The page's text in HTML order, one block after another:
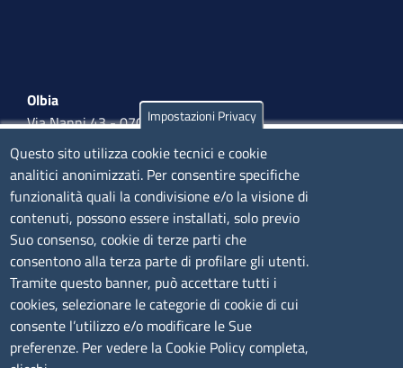
Olbia
Via Nanni 43 - 07026 Olbia
Tel. 0789 66122 | 0789 69580
mail: ufficio.olbia@ss.camcom.it
lunedì al venerdì: 9,00 - 12,00; lunedì pomeriggio: 16,00
- 17,00
CONTATTI
Camera di Commercio, Industria, Artigianato e
Agricoltura di Sassari
Impostazioni Privacy
Questo sito utilizza cookie tecnici e cookie
analitici anonimizzati. Per consentire specifiche
funzionalità quali la condivisione e/o la visione di
contenuti, possono essere installati, solo previo
Suo consenso, cookie di terze parti che
consentono alla terza parte di profilare gli utenti.
Tramite questo banner, può accettare tutti i
cookies, selezionare le categorie di cookie di cui
consente l’utilizzo e/o modificare le Sue
preferenze. Per vedere la Cookie Policy completa,